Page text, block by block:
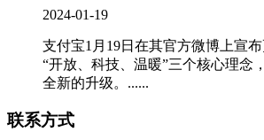
2024-01-19
支付宝1月19日在其官方微博上宣
“开放、科技、温暖”三个核心理念
全新的升级。......
联系方式